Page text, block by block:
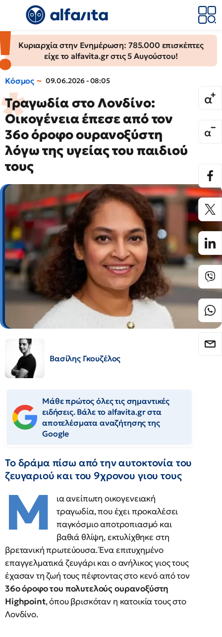
Κυριαρχία στην Ενημέρωση: 785.000 επισκέπτες
είχε το alfavita.gr στις 5 Αυγούστου!
Κόσμος 09.06.2026 - 08:05
Τραγωδία στο Λονδίνο:
Οικογένεια έπεσε από τον
36ο όροφο ουρανοξύστη
λόγω της υγείας του παιδιού
τους
Βασίλης Γκουζέλος
Μάθε πρώτος όλες τις σημαντικές
ειδήσεις. Βάλε το alfavita.gr στα
αποτελέσματα αναζήτησης της
Google
Το δράμα πίσω από την αυτοκτονία του
ζευγαριού και του 9χρονου γιου τους
Μ
ια ανείπωτη οικογενειακή
τραγωδία, που έχει προκαλέσει
παγκόσμιο αποτροπιασμό και
βαθιά θλίψη, εκτυλίχθηκε στη
βρετανική πρωτεύουσα. Ένα επιτυχημένο
επαγγελματικά ζευγάρι και ο ανήλικος γιος τους
έχασαν τη ζωή τους πέφτοντας στο κενό από τον
36ο όροφο του πολυτελούς ουρανοξύστη
Highpoint, όπου βρισκόταν η κατοικία τους στο
Λονδίνο.